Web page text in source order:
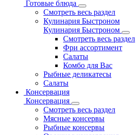
Готовые блюда
Смотреть весь раздел
Кулинария Быстроном
Кулинария Быстроном
Смотреть весь раздел
Фри ассортимент
Салаты
Комбо для Вас
Рыбные деликатесы
Салаты
Консервация
Консервация
Смотреть весь раздел
Мясные консервы
Рыбные консервы